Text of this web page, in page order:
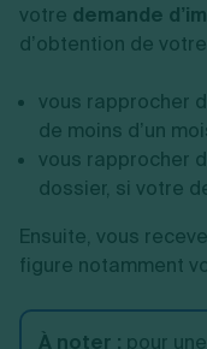
votre demande
d’obtention de
vous rapprocher
de moins d’un
vous rapprocher
dossier, si votre
Ensuite, vous
figure notamment
À noter : pour une